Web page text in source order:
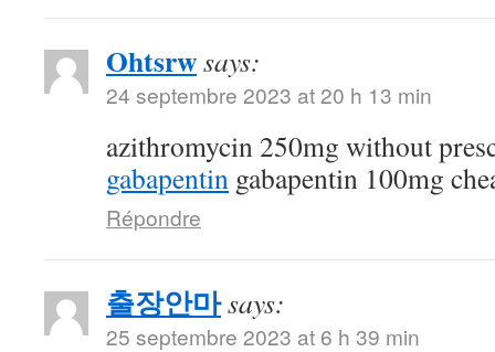
Ohtsrwsays:
24 septembre 2023 at 20 h 13 min
azithromycin 250mg without
gabapentin gabapentin 100mg
Répondre
출장안마says:
25 septembre 2023 at 6 h 39 min